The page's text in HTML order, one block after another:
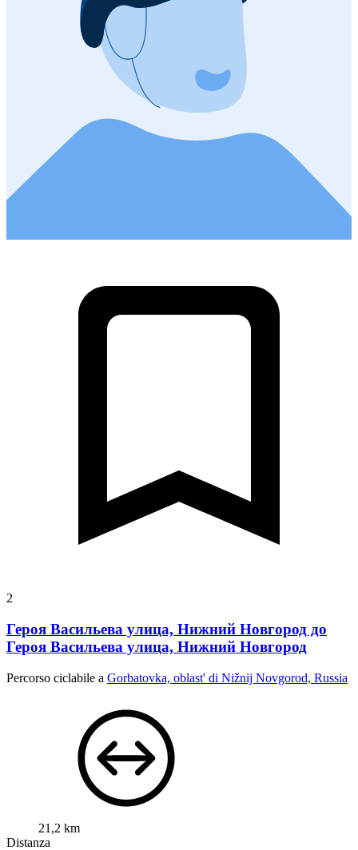
2
Героя Васильева улица, Нижний Новгород до
Героя Васильева улица, Нижний Новгород
Percorso ciclabile a Gorbatovka, oblast' di Nižnij Novgorod, Russia
21,2 km
Distanza